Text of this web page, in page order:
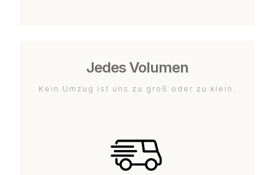
Jedes Volumen
Kein Umzug ist uns zu groß oder zu klein.